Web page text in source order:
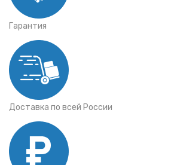
Гарантия
Доставка по всей России